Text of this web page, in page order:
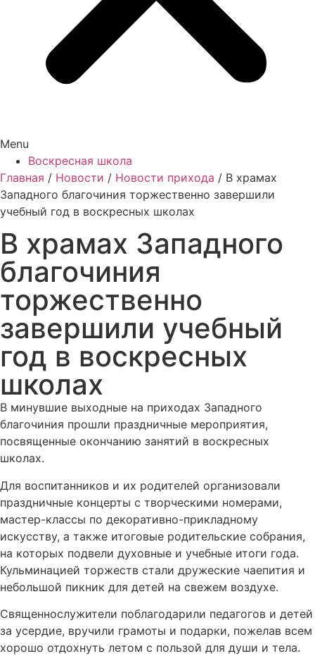
Menu
Воскресная школа
Главная / Новости / Новости прихода / В храмах
Западного благочиния торжественно завершили
учебный год в воскресных школах
В храмах Западного
благочиния
торжественно
завершили учебный
год в воскресных
школах
В минувшие выходные на приходах Западного
благочиния прошли праздничные мероприятия,
посвященные окончанию занятий в воскресных
школах.
Для воспитанников и их родителей организовали
праздничные концерты с творческими номерами,
мастер-классы по декоративно-прикладному
искусству, а также итоговые родительские собрания,
на которых подвели духовные и учебные итоги года.
Кульминацией торжеств стали дружеские чаепития и
небольшой пикник для детей на свежем воздухе.
Священнослужители поблагодарили педагогов и детей
за усердие, вручили грамоты и подарки, пожелав всем
хорошо отдохнуть летом с пользой для души и тела.